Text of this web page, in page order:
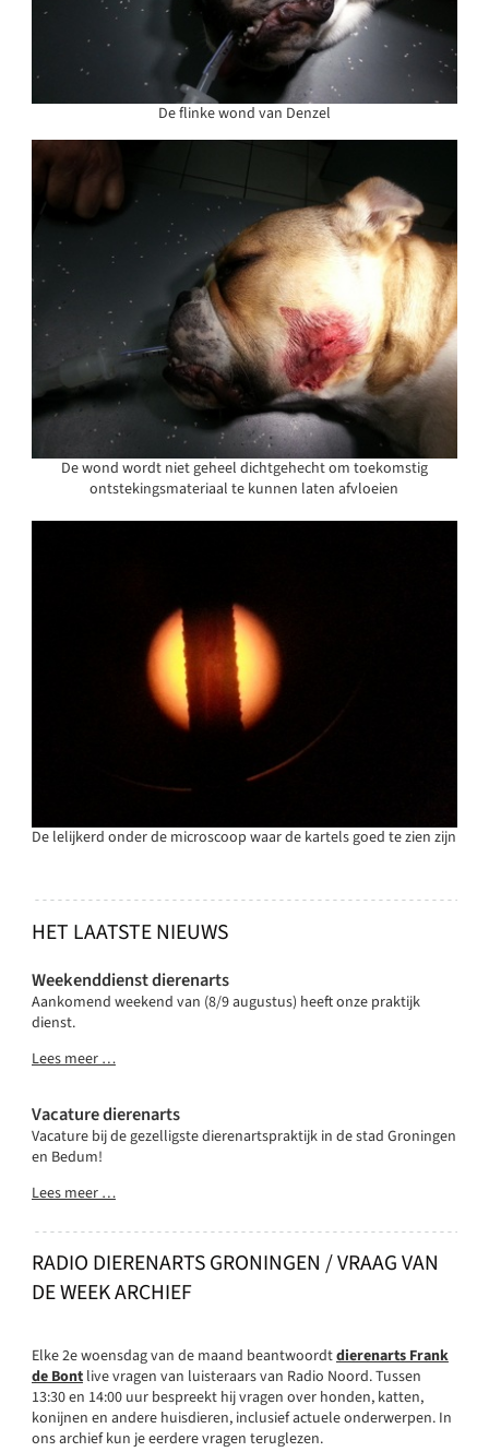
De flinke wond van Denzel
De wond wordt niet geheel dichtgehecht om toekomstig
ontstekingsmateriaal te kunnen laten afvloeien
De lelijkerd onder de microscoop waar de kartels goed te zien zijn
HET LAATSTE NIEUWS
Weekenddienst dierenarts
Aankomend weekend van (8/9 augustus) heeft onze praktijk
dienst.
Lees meer …
Vacature dierenarts
Vacature bij de gezelligste dierenartspraktijk in de stad Groningen
en Bedum!
Lees meer …
RADIO DIERENARTS GRONINGEN / VRAAG VAN
DE WEEK ARCHIEF
Elke 2e woensdag van de maand beantwoordtdierenarts Frank
de Bontlive vragen van luisteraars van Radio Noord. Tussen
13:30 en 14:00 uur bespreekt hij vragen over honden, katten,
konijnen en andere huisdieren, inclusief actuele onderwerpen. In
ons archief kun je eerdere vragen teruglezen.